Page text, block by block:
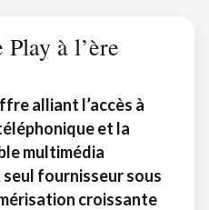
à l’ère
alliant l’accès à
et la
multimédia
seul fournisseur sous
croissante